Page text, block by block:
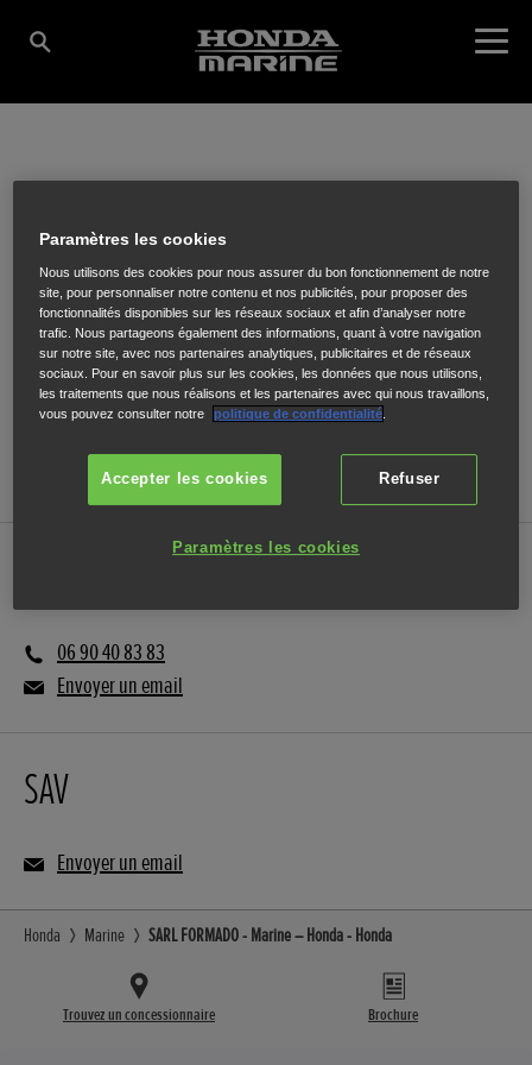
SARL FORMADO
32 Carénage chantier Forbin,POINTE-A-PITRE,97110
ITINÉRAIRE
SITE INTERNET
06 90 40 83 83
Envoyer un email
SAV
Envoyer un email
Honda Marine SARL FORMADO - Marine – Honda - Honda
Trouvez un concessionnaire Brochure
Paramètres les cookies
Nous utilisons des cookies pour nous assurer du bon fonctionnement de notre
site, pour personnaliser notre contenu et nos publicités, pour proposer des
fonctionnalités disponibles sur les réseaux sociaux et afin d’analyser notre
trafic. Nous partageons également des informations, quant à votre navigation
sur notre site, avec nos partenaires analytiques, publicitaires et de réseaux
sociaux. Pour en savoir plus sur les cookies, les données que nous utilisons,
les traitements que nous réalisons et les partenaires avec qui nous travaillons,
vous pouvez consulter notre
politique de confidentialité.
Refuser
Accepter les cookies
Paramètres les cookies